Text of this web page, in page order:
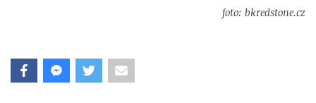
foto: bkredstone.cz